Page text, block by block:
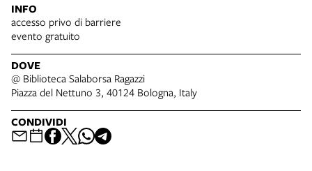
INFO
accesso privo di barriere
evento gratuito
DOVE
@ Biblioteca Salaborsa Ragazzi
Piazza del Nettuno 3, 40124 Bologna, Italy
CONDIVIDI